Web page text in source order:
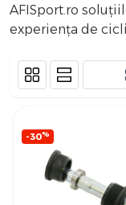
AFISport.ro
experiența de
-30%